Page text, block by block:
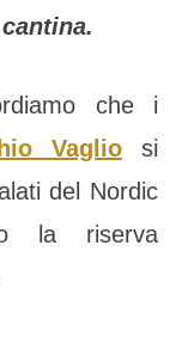
che i
Vagliosi
del Nordic
la riserva